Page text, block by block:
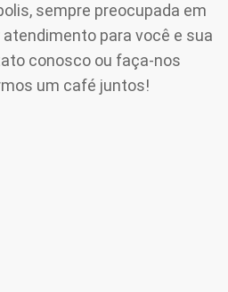
sempre preocupada em
para você e sua
conosco ou faça-nos
um café juntos!